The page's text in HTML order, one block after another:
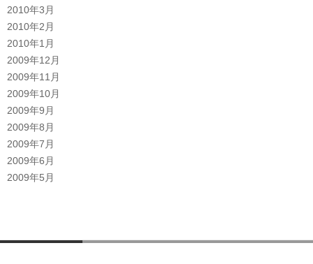
2010年3月
2010年2月
2010年1月
2009年12月
2009年11月
2009年10月
2009年9月
2009年8月
2009年7月
2009年6月
2009年5月